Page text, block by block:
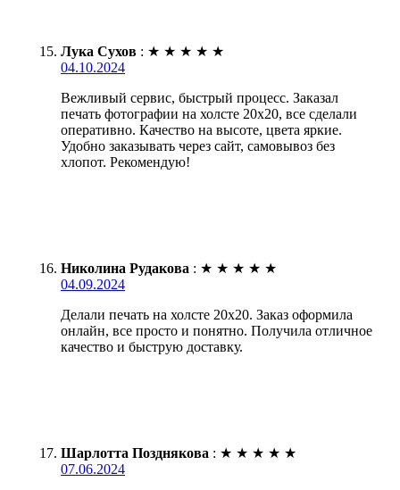
Лука Сухов : ★ ★ ★ ★ ★
04.10.2024
Вежливый сервис, быстрый процесс. Заказал
печать фотографии на холсте 20х20, все сделали
оперативно. Качество на высоте, цвета яркие.
Удобно заказывать через сайт, самовывоз без
хлопот. Рекомендую!
Николина Рудакова : ★ ★ ★ ★ ★
04.09.2024
Делали печать на холсте 20х20. Заказ оформила
онлайн, все просто и понятно. Получила отличное
качество и быструю доставку.
Шарлотта Позднякова : ★ ★ ★ ★ ★
07.06.2024